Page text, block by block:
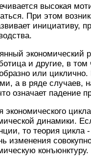
высокая
При этом
инициативу,
экономический
и другие, в
или
а в ряде случаев,
означает падение
экономического
динамики.
то теория
изменения
конъюнктуру.